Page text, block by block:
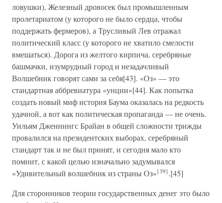
ловушки), Железный дровосек был промышленным
пролетариатом (у которого не было сердца, чтобы
поддержать фермеров), а Трусливый Лев отражал
политический класс (у которого не хватило смелости
вмешаться). Дорога из желтого кирпича, серебряные
башмачки, изумрудный город и незадачливый
Волшебник говорят сами за себя[43]. «Оз» — это
стандартная аббревиатура «унции»[44]. Как попытка
создать новый миф история Баума оказалась на редкость
удачной, а вот как политическая пропаганда — не очень.
Уильям Дженнингс Брайан в общей сложности трижды
провалился на президентских выборах, серебряный
стандарт так и не был принят, и сегодня мало кто
помнит, с какой целью изначально задумывался
«Удивительный волшебник из страны Оз»{39}.[45]
Для сторонников теории государственных денег это было